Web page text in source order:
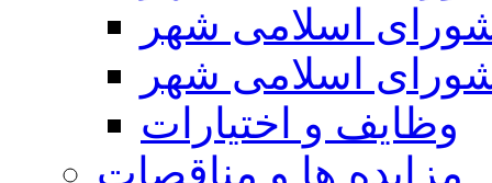
اسلامی شهر
اسلامی شهر
وظایف و اختیارات
مزایده ها و مناقصات